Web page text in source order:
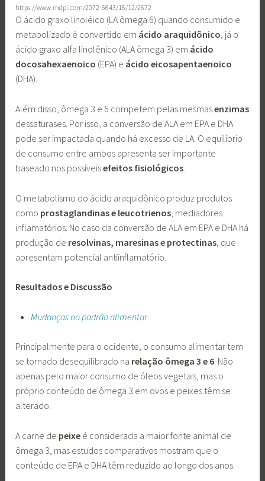
https://www.mdpi.com/2072-6643/15/12/2672
O ácido graxo linoléico (LA ômega 6) quando consumido e
metabolizado é convertido em ácido araquidônico, já o
ácido graxo alfa linolênico (ALA ômega 3) em ácido
docosahexaenoico (EPA) e ácido eicosapentaenoico
(DHA).
Além disso, ômega 3 e 6 competem pelas mesmasenzimas
dessaturases. Por isso, a conversão de ALA em EPA e DHA
pode ser impactada quando há excesso de LA. O equilíbrio
de consumo entre ambos apresenta ser importante
baseado nos possíveisefeitos fisiológicos
O metabolismo do ácido araquidônico produz produtos
como prostaglandinas e leucotrienos , mediadores
inflamatórios. No caso da conversão de ALA em EPA e DHA há
produção de resolvinas, maresinas e protectinas , que
apresentam potencial antiinflamatório.
Resultados e Discussão
Mudanças no padrão alimentar
Principalmente para o ocidente, o consumo alimentar tem
se tornado desequilibrado na relação ômega 3 e 6. Não
apenas pelo maior consumo de óleos vegetais, mas o
próprio conteúdo de ômega 3 em ovos e peixes têm se
alterado.
A carne de peixe é considerada a maior fonte animal de
ômega 3, mas estudos comparativos mostram que o
conteúdo de EPA e DHA têm reduzido ao longo dos anos.